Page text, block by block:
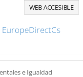
WEB ACCESIBLE
e Igualdad